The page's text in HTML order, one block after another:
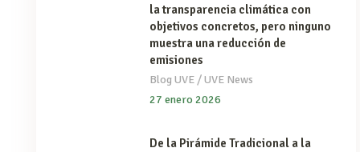
la transparencia climática con
objetivos concretos, pero ninguno
muestra una reducción de
emisiones
Blog UVE/UVE News
27 enero 2026
De la Pirámide Tradicional a la